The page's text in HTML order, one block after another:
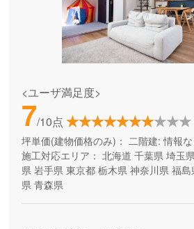
<ユーザ満足度>
7/10点
坪単価(建物価格のみ)： 二階建: 情報
施工対応エリア： 北海道 千葉県 埼玉
県 岩手県 東京都 栃木県 神奈川県 福島
県 青森県